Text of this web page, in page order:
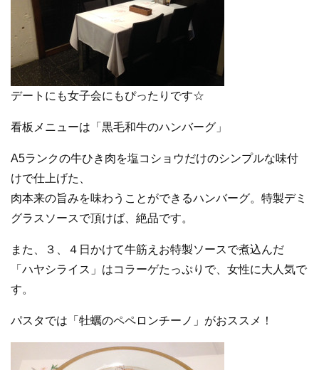
デートにも女子会にもぴったりです☆
看板メニューは「黒毛和牛のハンバーグ」
A5ランクの牛ひき肉を塩コショウだけのシンプルな味付
けで仕上げた、
肉本来の旨みを味わうことができるハンバーグ。特製デミ
グラスソースで頂けば、絶品です。
また、３、４日かけて牛筋えお特製ソースで煮込んだ
「ハヤシライス」はコラーゲたっぷりで、女性に大人気で
す。
パスタでは「牡蠣のペペロンチーノ」がおススメ！